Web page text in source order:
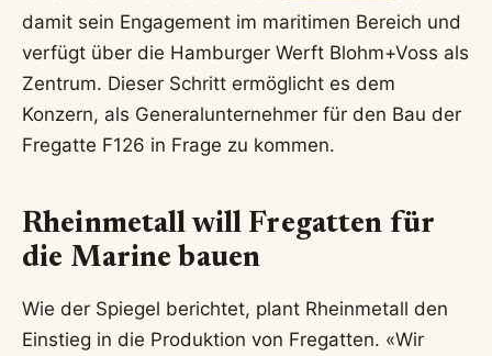
damit sein Engagement im maritimen Bereich und
verfügt über die Hamburger Werft Blohm+Voss als
Zentrum. Dieser Schritt ermöglicht es dem
Konzern, als Generalunternehmer für den Bau der
Fregatte F126 in Frage zu kommen.
Rheinmetall will Fregatten für
die Marine bauen
Wie der Spiegel berichtet, plant Rheinmetall den
Einstieg in die Produktion von Fregatten. «Wir